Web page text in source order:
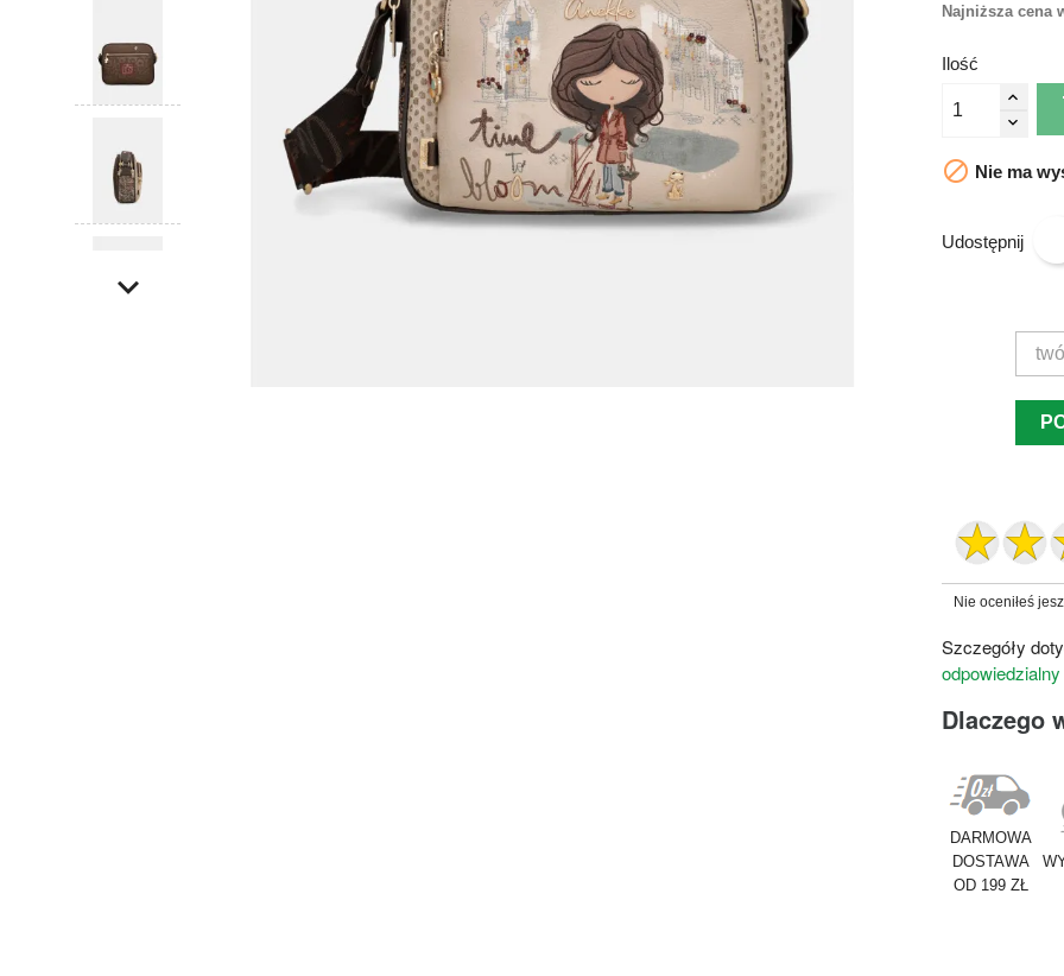
Najniższa cena
Ilość
 Nie ma
Udostępnij
Nie oceniłeś
Szczegóły
Dlaczego
DARMOWA
DOSTAWA
OD 199 ZŁ